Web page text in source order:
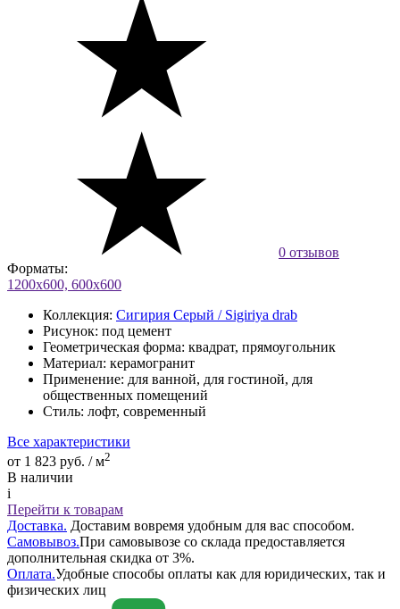
0 отзывов
Форматы:
1200х600, 600х600
Коллекция: Сигирия Серый / Sigiriya drab
Рисунок: под цемент
Геометрическая форма: квадрат, прямоугольник
Материал: керамогранит
Применение: для ванной, для гостиной, для
общественных помещений
Стиль: лофт, современный
Все характеристики
от 1 823 руб. / м2
В наличии
i
Перейти к товарам
Доставка. Доставим вовремя удобным для вас способом.
Самовывоз.При самовывозе со склада предоставляется
дополнительная скидка от 3%.
Оплата.Удобные способы оплаты как для юридических, так и
физических лиц